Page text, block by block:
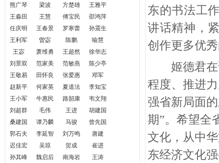
熊广琴
梁波 方楚雄
王雅平
王淼田
王慧 傅宝民
邵鸿萍
任庆明
王春景 罗寒蕾
孙震生
王利军
曽宓 陈鹏
喻慧
王宓
萧维勇 王超然
徐华志
刘景双
范家美 范敏燕
陈少亭
王敬易
田怀良 张爱惠
邓军
赵新平
何家英 夏道法
李知宝
王小军
牛惠民 路韶康
韦文翔
刘超群
毛伟 王进
胡建国
桑建国
谭乃麟 马骏
曾先国
郭石夫
李延智 刘万鸣
唐建
迟佳宏
吴琼 贺成
崔进
孙其峰
魏启后 南海岩
王涛
东的书法工
讲话精神，
创作更多优
姬德君
程度、推进
强省新局面
期”。希望全
文化，从中
东经济文化